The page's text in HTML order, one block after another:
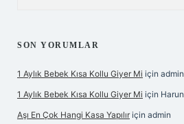
SON YORUMLAR
1 Aylık Bebek Kısa Kollu Giyer Mi için admin
1 Aylık Bebek Kısa Kollu Giyer Mi için Harun
Aşı En Çok Hangi Kasa Yapılır için admin